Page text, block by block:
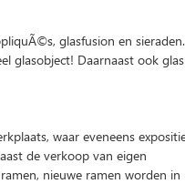
OK
glasfusion en
glasobject! Daarnaast ook
waar eveneens
de verkoop van eigen
nieuwe ramen worden in